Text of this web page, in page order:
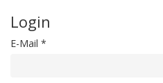
Login
E-Mail *